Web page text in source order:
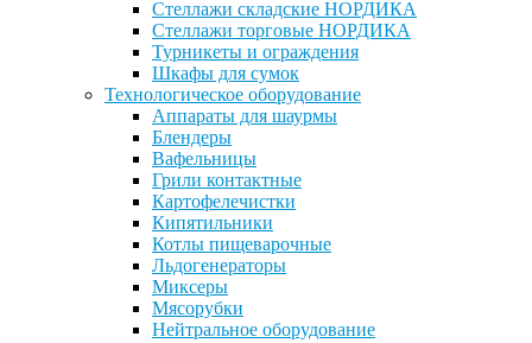
Стеллажи складские НОРДИКА
Стеллажи торговые НОРДИКА
Турникеты и ограждения
Шкафы для сумок
Технологическое оборудование
Аппараты для шаурмы
Блендеры
Вафельницы
Грили контактные
Картофелечистки
Кипятильники
Котлы пищеварочные
Льдогенераторы
Миксеры
Мясорубки
Нейтральное оборудование